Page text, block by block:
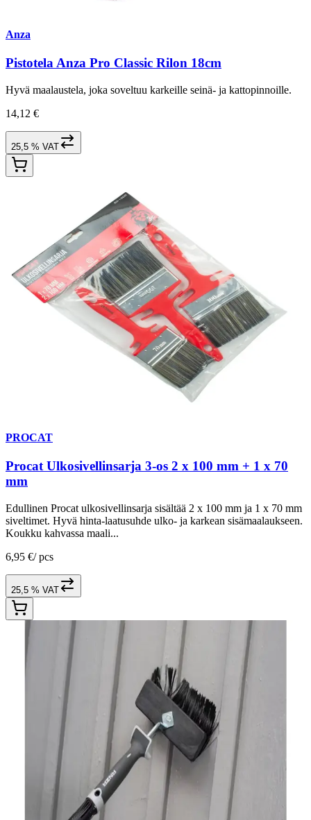
Anza
Pistotela Anza Pro Classic Rilon 18cm
Hyvä maalaustela, joka soveltuu karkeille seinä- ja kattopinnoille.
14,12 €
25,5 % VAT
PROCAT
Procat Ulkosivellinsarja 3-os 2 x 100 mm + 1 x 70
mm
Edullinen Procat ulkosivellinsarja sisältää 2 x 100 mm ja 1 x 70 mm
siveltimet. Hyvä hinta-laatusuhde ulko- ja karkean sisämaalaukseen.
Koukku kahvassa maali...
6,95 €/ pcs
25,5 % VAT